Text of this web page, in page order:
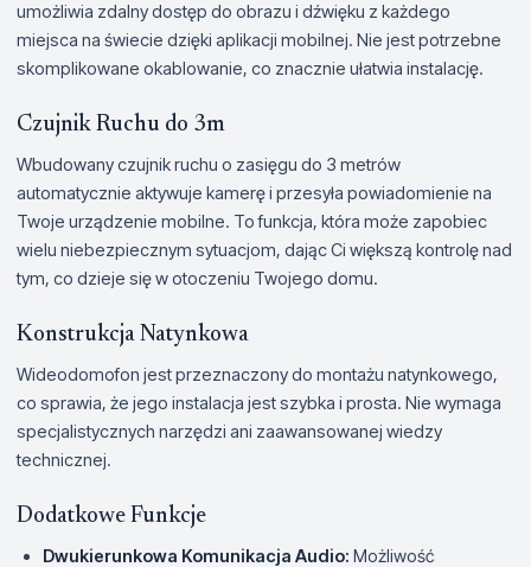
umożliwia zdalny dostęp do obrazu i dźwięku z każdego
miejsca na świecie dzięki aplikacji mobilnej. Nie jest potrzebne
skomplikowane okablowanie, co znacznie ułatwia instalację.
Czujnik Ruchu do 3m
Wbudowany czujnik ruchu o zasięgu do 3 metrów
automatycznie aktywuje kamerę i przesyła powiadomienie na
Twoje urządzenie mobilne. To funkcja, która może zapobiec
wielu niebezpiecznym sytuacjom, dając Ci większą kontrolę nad
tym, co dzieje się w otoczeniu Twojego domu.
Konstrukcja Natynkowa
Wideodomofon jest przeznaczony do montażu natynkowego,
co sprawia, że jego instalacja jest szybka i prosta. Nie wymaga
specjalistycznych narzędzi ani zaawansowanej wiedzy
technicznej.
Dodatkowe Funkcje
Dwukierunkowa Komunikacja Audio: Możliwość